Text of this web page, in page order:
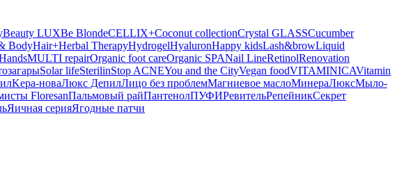
Beauty LUXBe BlondeCELLIX+Coconut collectionCrystal GLASSCucumber
BodyHair+Herbal TherapyHydrogelHyaluronHappy kidsLash&browLiquid
MULTI repairOrganic foot careOrganic SPANail LineRetinolRenovation
Solar lifeSterilinStop ACNEYou and the CityVegan foodVITAMINICAVitamin
Kepa-новаЛюкс ДепилЛицо без проблемМагниевое маслоМинераЛюксМыло-
FloresanПальмовый райПантенолПУФИРевительРепейникСекрет
Яичная серияЯгодные патчи